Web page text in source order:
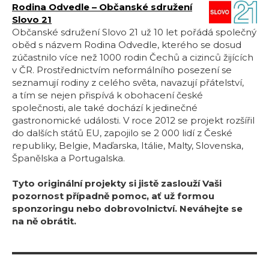
Rodina Odvedle – Občanské sdružení
Slovo 21
Občanské sdružení Slovo 21 už 10 let pořádá společný
oběd s názvem Rodina Odvedle, kterého se dosud
zúčastnilo více než 1000 rodin Čechů a cizinců žijících
v ČR. Prostřednictvím neformálního posezení se
seznamují rodiny z celého světa, navazují přátelství,
a tím se nejen přispívá k obohacení české
společnosti, ale také dochází k jedinečné
gastronomické události. V roce 2012 se projekt rozšířil
do dalších států EU, zapojilo se 2 000 lidí z České
republiky, Belgie, Maďarska, Itálie, Malty, Slovenska,
Španělska a Portugalska.
Tyto originální projekty si jistě zaslouží Vaši
pozornost případně pomoc, ať už formou
sponzoringu nebo dobrovolnictví. Neváhejte se
na ně obrátit.